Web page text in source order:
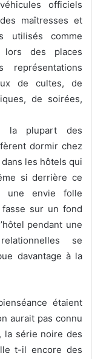
officiels
maîtresses et
utilisés comme
lors des places
représentations
de cultes, de
de soirées,
la plupart des
dormir chez
les hôtels qui
si derrière ce
une envie folle
sur un fond
pendant une
se
davantage à la
étaient
aurait pas connu
la série noire des
t-il encore des